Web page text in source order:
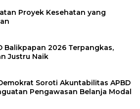
Proyek Kesehatan yang
Balikpapan 2026 Terpangkas,
Justru Naik
Soroti Akuntabilitas APBD
Pengawasan Belanja Modal